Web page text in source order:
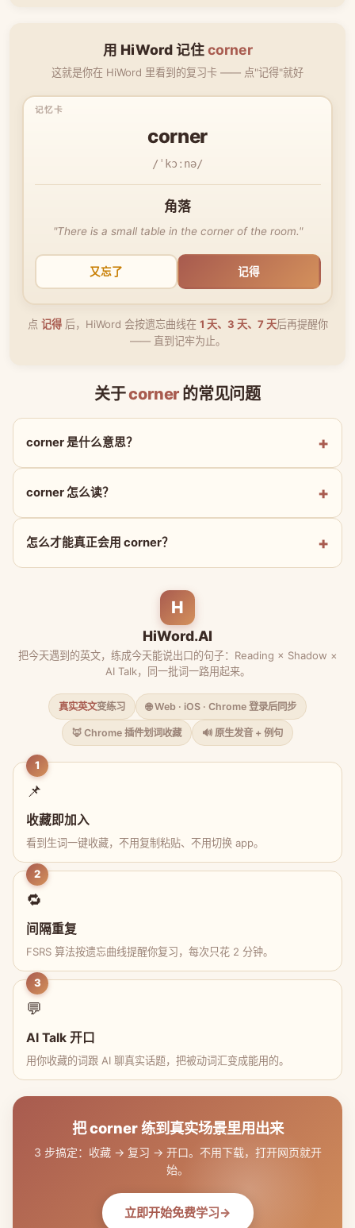
用 HiWord 记住corner
这就是你在 HiWord 里看到的复习卡 —— 点"记得"就好
corner
/ˈkɔːnə/
角落
"There is a small table in the corner of the room."
又忘了 记得
点 记得后，HiWord 会按遗忘曲线在 1 天、3 天、7 天后再提醒你
—— 直到记牢为止。
关于corner 的常见问题
corner 是什么意思？
corner 怎么读？
怎么才能真正会用 corner？
H
HiWord.AI
把今天遇到的英文，练成今天能说出口的句子：Reading × Shadow ×
AI Talk，同一批词一路用起来。
真实英文变练习 🌐 Web · iOS · Chrome 登录后同步
🦊 Chrome 插件划词收藏 🔊 原生发音 + 例句
1
📌
收藏即加入
看到生词一键收藏，不用复制粘贴、不用切换 app。
2
🔁
间隔重复
FSRS 算法按遗忘曲线提醒你复习，每次只花 2 分钟。
3
💬
AI Talk 开口
用你收藏的词跟 AI 聊真实话题，把被动词汇变成能用的。
把 corner 练到真实场景里用出来
3 步搞定：收藏 → 复习 → 开口。不用下载，打开网页就开
始。
立即开始免费学习